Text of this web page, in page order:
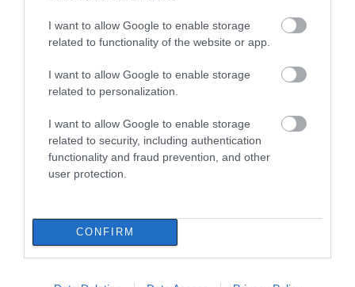
I want to allow Google to enable storage
related to functionality of the website or app.
I want to allow Google to enable storage
related to personalization.
I want to allow Google to enable storage
related to security, including authentication
functionality and fraud prevention, and other
user protection.
CONFIRM
e-ΕΦΚΑ και ΔΥΠΑ: Ποιοι
δικαιούχοι πληρώνονται έως τις
14 Αυγούστου
09.08.2026 | 14:00
Παράκληση της Παναγίας στη
Λούτσα με κεράσματα και
αναψυκτικά
09.08.2026 | 13:40
χρήματα θα χρειαστείτε κάθε
09.08.2026 | 13:20
Ρόδος: Έγραψαν
80χρονη για κράνος!
Πάτρα: Θρήνος για
μωράκι μόλις 8 ημερών
– Νοσηλευόταν στη
ΜΕΘ Νεογνών